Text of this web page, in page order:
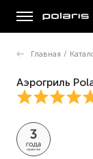
Главная /
Аэрогриль